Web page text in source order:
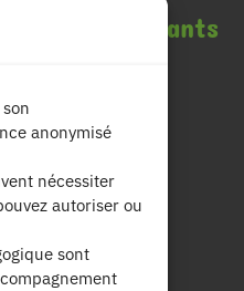
anonymisé
nécessiter
autoriser ou
sont
Pour les étudiants
tarifs